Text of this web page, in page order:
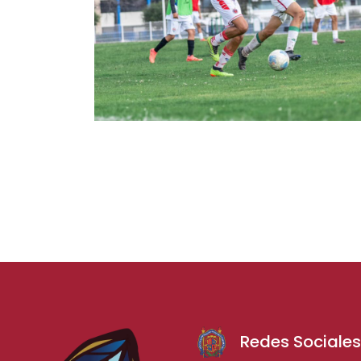
Redes Sociales